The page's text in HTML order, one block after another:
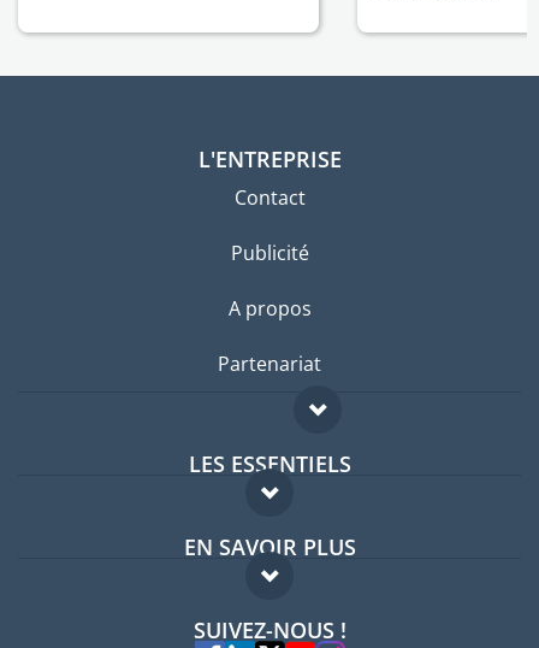
L'ENTREPRISE
Contact
Publicité
A propos
Partenariat
LES ESSENTIELS
Forum expatriés
Guides pays
EN SAVOIR PLUS
FAQ
Experts
SUIVEZ-NOUS !